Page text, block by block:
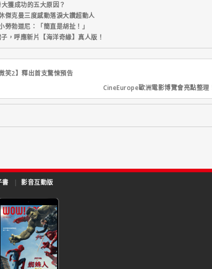
獲成功的五大原因？
傑克曼三度感動落淚大讚超動人
勃道尼：「簡直是胡扯！」
，呼應新片【海洋奇緣】真人版！
笑2】釋出首支驚悚預告
CineEurope歐洲電影博覽會亮點整理
書 | 影音互動版